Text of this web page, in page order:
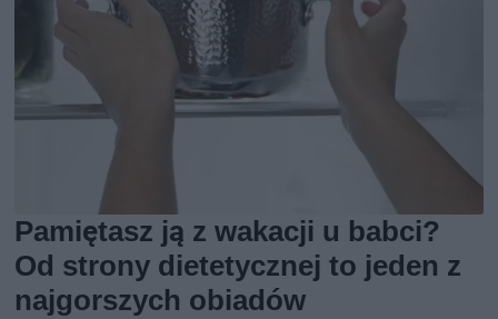
Pamiętasz ją z wakacji u babci?
Od strony dietetycznej to jeden z
najgorszych obiadów